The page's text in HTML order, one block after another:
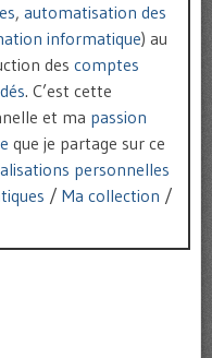
, automatisation des
informatique) au
des comptes
. C’est cette
et ma passion
que je partage sur ce
personnelles
/ Ma collection /